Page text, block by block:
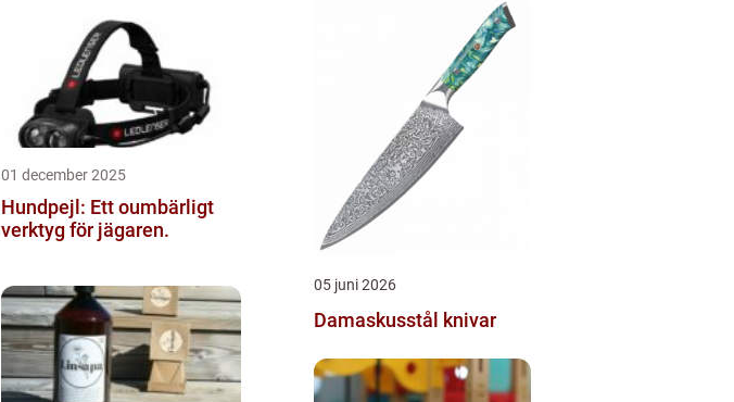
01 december 2025
Hundpejl: Ett oumbärligt
verktyg för jägaren.
05 juni 2026
Damaskusstål knivar